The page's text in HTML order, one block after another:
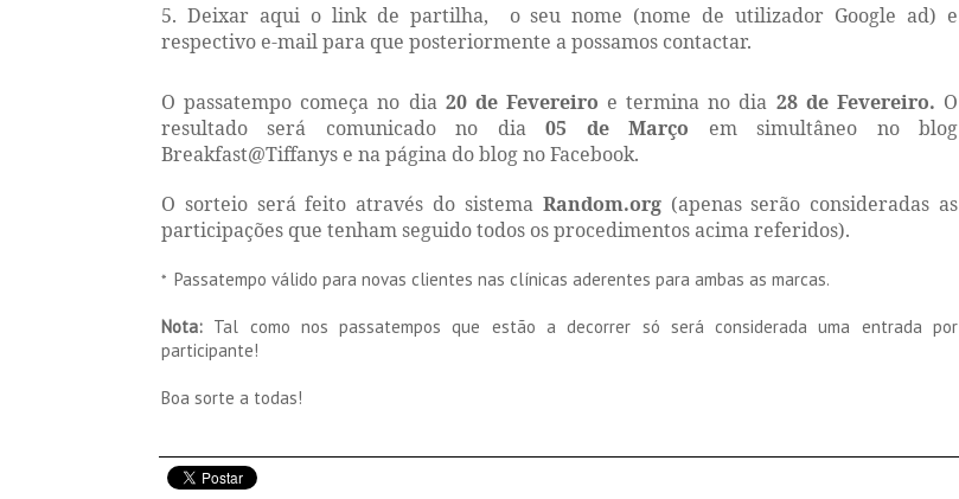
5. Deixar aqui o link de partilha, o seu nome (nome de utilizador Google ad) e
respectivo e-mail para que posteriormente a possamos contactar.
O passatempo começa no dia 20 de Fevereiro e termina no dia 28 de Fevereiro. O
resultado será comunicado no dia05 de Março em simultâneo no blog
Breakfast@Tiffanys e na página do blog no Facebook.
O sorteio será feito através do sistema Random.org (apenas serão consideradas as
participações que tenham seguido todos os procedimentos acima referidos).
* Passatempo válido para novas clientes nas clínicas aderentes para ambas as marcas.
Nota: Tal como nos passatempos que estão a decorrer só será considerada uma entrada por
participante!
Boa sorte a todas!